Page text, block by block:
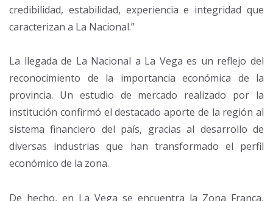
credibilidad, estabilidad, experiencia e integridad que
caracterizan a La Nacional.”
La llegada de La Nacional a La Vega es un reflejo del
reconocimiento de la importancia económica de la
provincia. Un estudio de mercado realizado por la
institución confirmó el destacado aporte de la región al
sistema financiero del país, gracias al desarrollo de
diversas industrias que han transformado el perfil
económico de la zona.
De hecho, en La Vega se encuentra la Zona Franca,